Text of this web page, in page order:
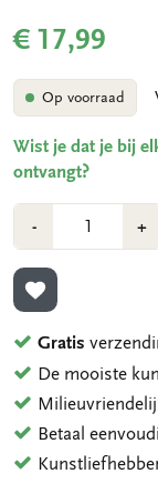
€ 17,99
Op voorraad
Wist je dat je bij
ontvangt?
-Min
1
+
1
TOEVOEGEN
Gratis
De mooiste
Betaal